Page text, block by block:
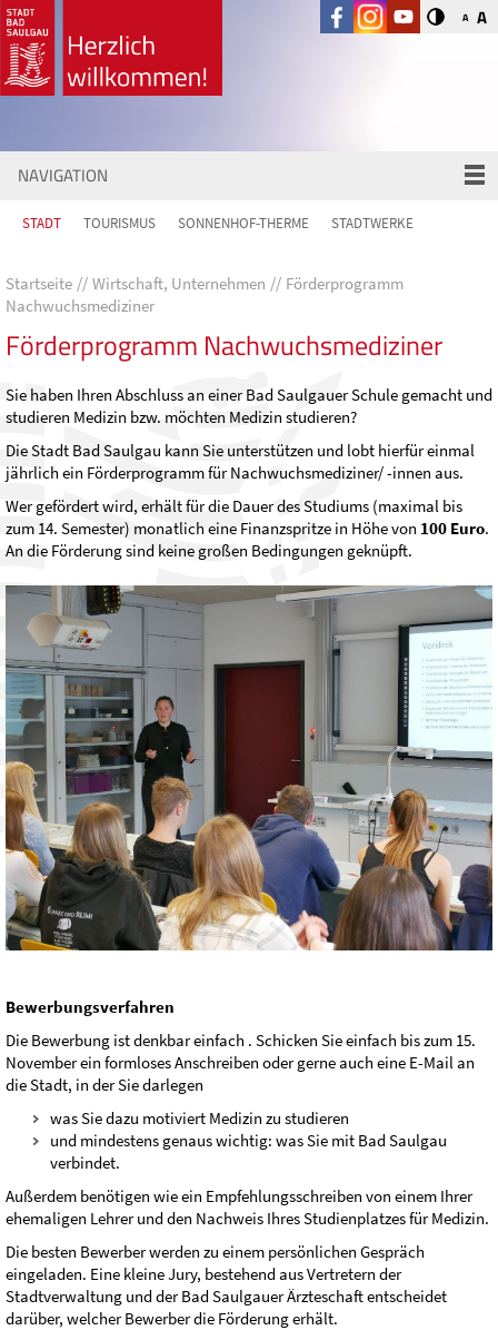
A A
NAVIGATION
STADT TOURISMUS SONNENHOF-THERME STADTWERKE
Startseite Wirtschaft, Unternehmen
Förderprogramm
Nachwuchsmediziner
Förderprogramm Nachwuchsmediziner
Sie haben Ihren Abschluss an einer Bad Saulgauer Schule gemacht und
studieren Medizin bzw. möchten Medizin studieren?
Die Stadt Bad Saulgau kann Sie unterstützen und lobt hierfür einmal
jährlich ein Förderprogramm für Nachwuchsmediziner/ -innen aus.
Wer gefördert wird, erhält für die Dauer des Studiums (maximal bis
zum 14. Semester) monatlich eine Finanzspritze in Höhe von 100 Euro.
An die Förderung sind keine großen Bedingungen geknüpft.
Bewerbungsverfahren
Die Bewerbung ist denkbar einfach . Schicken Sie einfach bis zum 15.
November ein formloses Anschreiben oder gerne auch eine E-Mail an
die Stadt, in der Sie darlegen
was Sie dazu motiviert Medizin zu studieren
und mindestens genaus wichtig: was Sie mit Bad Saulgau
verbindet.
Außerdem benötigen wie ein Empfehlungsschreiben von einem Ihrer
ehemaligen Lehrer und den Nachweis Ihres Studienplatzes für Medizin.
Die besten Bewerber werden zu einem persönlichen Gespräch
eingeladen. Eine kleine Jury, bestehend aus Vertretern der
Stadtverwaltung und der Bad Saulgauer Ärzteschaft entscheidet
darüber, welcher Bewerber die Förderung erhält.